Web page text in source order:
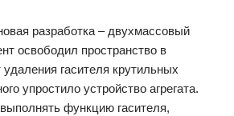
разработка – двухмассовый
освободил пространство в
гасителя крутильных
упростило устройство агрегата.
функцию гасителя,